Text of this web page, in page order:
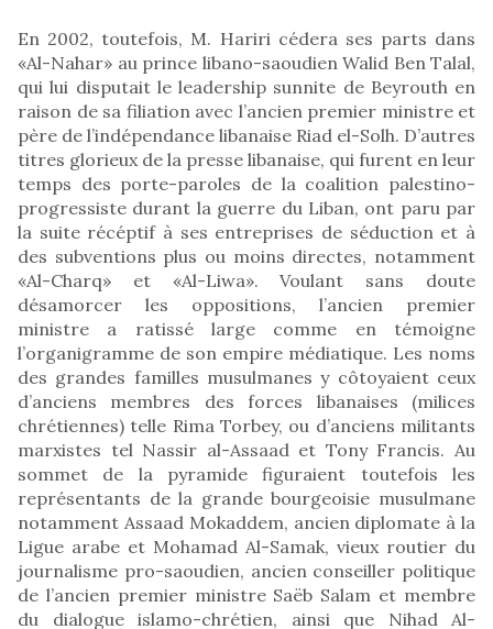
En 2002, toutefois, M. Hariri cédera ses parts dans
«Al-Nahar» au prince libano-saoudien Walid Ben Talal,
qui lui disputait le leadership sunnite de Beyrouth en
raison de sa filiation avec l’ancien premier ministre et
père de l’indépendance libanaise Riad el-Solh. D’autres
titres glorieux de la presse libanaise, qui furent en leur
temps des porte-paroles de la coalition palestino-
progressiste durant la guerre du Liban, ont paru par
la suite récéptif à ses entreprises de séduction et à
des subventions plus ou moins directes, notamment
«Al-Charq» et «Al-Liwa». Voulant sans doute
désamorcer les oppositions, l’ancien premier
ministre a ratissé large comme en témoigne
l’organigramme de son empire médiatique. Les noms
des grandes familles musulmanes y côtoyaient ceux
d’anciens membres des forces libanaises (milices
chrétiennes) telle Rima Torbey, ou d’anciens militants
marxistes tel Nassir al-Assaad et Tony Francis. Au
sommet de la pyramide figuraient toutefois les
représentants de la grande bourgeoisie musulmane
notamment Assaad Mokaddem, ancien diplomate à la
Ligue arabe et Mohamad Al-Samak, vieux routier du
journalisme pro-saoudien, ancien conseiller politique
de l’ancien premier ministre Saëb Salam et membre
du dialogue islamo-chrétien, ainsi que Nihad Al-